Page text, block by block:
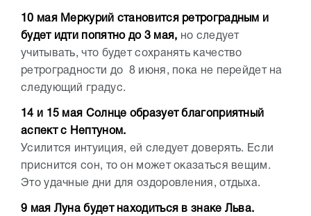
10 мая Меркурий становится ретроградным и
будет идти попятно до 3 мая, но следует
учитывать, что будет сохранять качество
ретроградности до 8 июня, пока не перейдет на
следующий градус.
14 и 15 мая Солнце образует благоприятный
аспект с Нептуном.
Усилится интуиция, ей следует доверять. Если
приснится сон, то он может оказаться вещим.
Это удачные дни для оздоровления, отдыха.
9 мая Луна будет находиться в знаке Льва.